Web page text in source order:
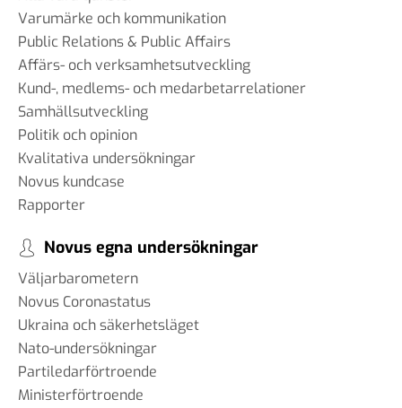
Varumärke och kommunikation
Public Relations & Public Affairs
Affärs- och verksamhetsutveckling
Kund-, medlems- och medarbetarrelationer
Samhällsutveckling
Politik och opinion
Kvalitativa undersökningar
Novus kundcase
Rapporter
Novus egna undersökningar
Väljarbarometern
Novus Coronastatus
Ukraina och säkerhetsläget
Nato-undersökningar
Partiledarförtroende
Ministerförtroende